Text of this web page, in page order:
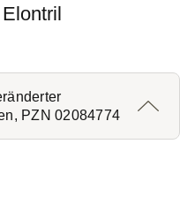
PZN 02084774